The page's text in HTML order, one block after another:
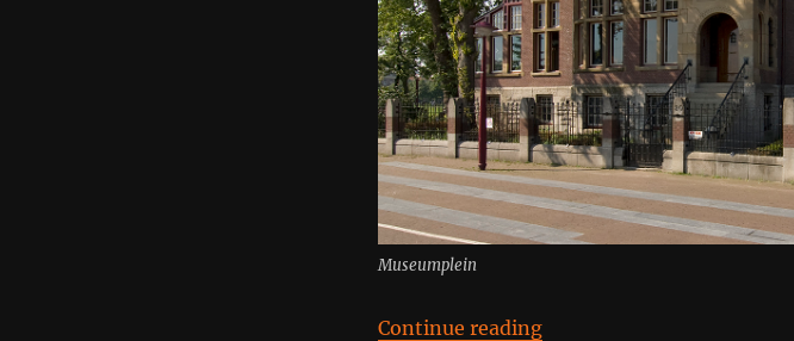
Museumplein
Continue reading“Netherlands, Amsterdam”